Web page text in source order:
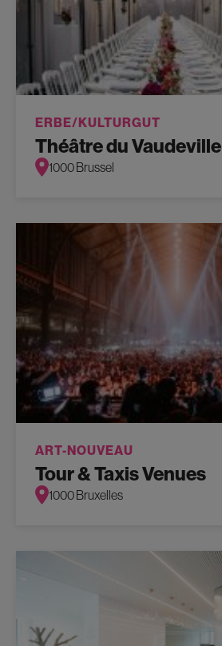
ERBE/KULTURGUT
Théâtre du Vaudeville
1000 Brussel
ART-NOUVEAU
Tour & Taxis Venues
1000 Bruxelles